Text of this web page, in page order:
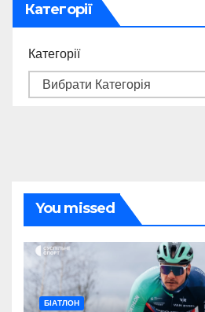
Категорії
Категорії
You missed
БІАТЛОН